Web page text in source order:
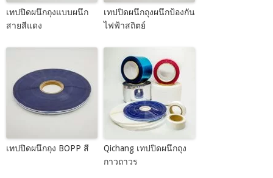
เทปปิดผนึกถุงแบบผนึก
สายสีแดง
เทปปิดผนึกถุงผนึกป้องกัน
ไฟฟ้าสถิตย์
เทปปิดผนึกถุง BOPP สี
Qichang เทปปิดผนึกถุง
กาวถาวร